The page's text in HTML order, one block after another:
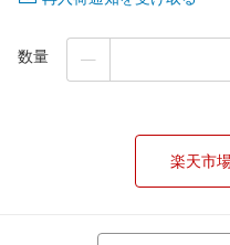
数量
楽天市